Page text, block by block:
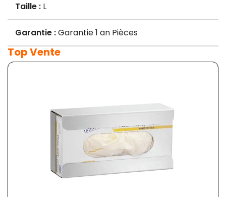
Taille : L
Garantie :Garantie 1 an Pièces
Top Vente